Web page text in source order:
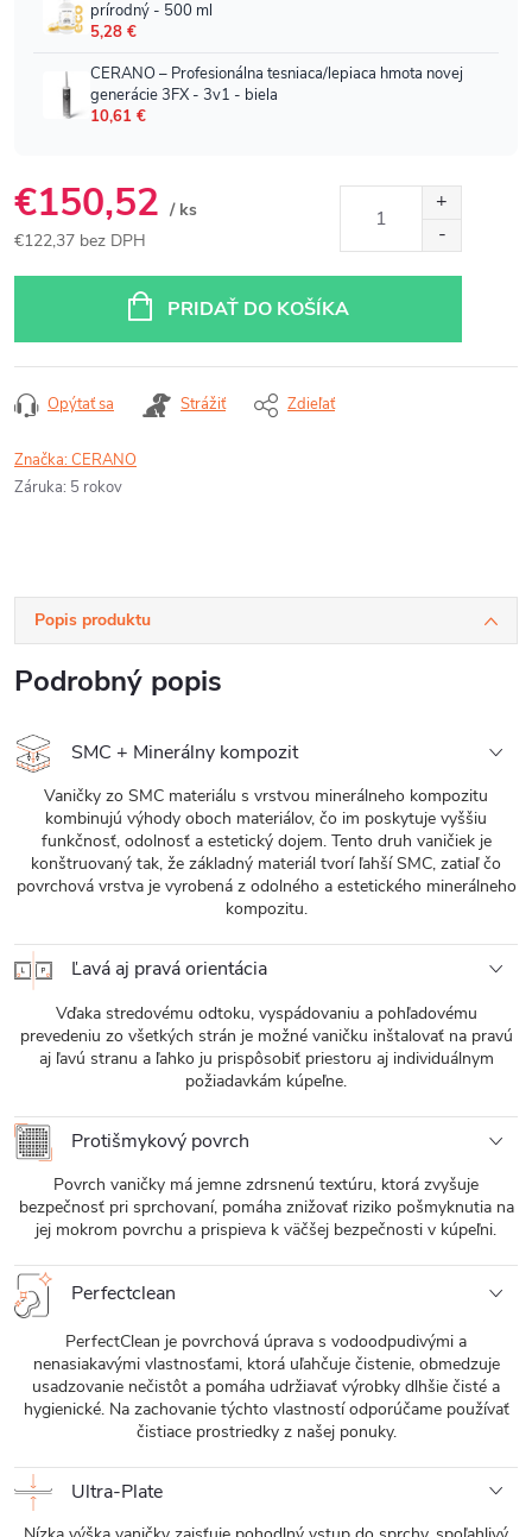
€150,52 / ks
€122,37 bez DPH
PRIDAŤ DO KOŠÍKA
Opýtať sa Strážiť Zdieľať
Značka:CERANO
Záruka: 5 rokov
Popis produktu
Podrobný popis
SMC + Minerálny kompozit
Vaničky zo SMC materiálu s vrstvou minerálneho kompozitu
kombinujú výhody oboch materiálov, čo im poskytuje vyššiu
funkčnosť, odolnosť a estetický dojem. Tento druh vaničiek je
konštruovaný tak, že základný materiál tvorí ľahší SMC, zatiaľ čo
povrchová vrstva je vyrobená z odolného a estetického minerálneho
kompozitu.
Ľavá aj pravá orientácia
Vďaka stredovému odtoku, vyspádovaniu a pohľadovému
prevedeniu zo všetkých strán je možné vaničku inštalovať na pravú
aj ľavú stranu a ľahko ju prispôsobiť priestoru aj individuálnym
požiadavkám kúpeľne.
Protišmykový povrch
Povrch vaničky má jemne zdrsnenú textúru, ktorá zvyšuje
bezpečnosť pri sprchovaní, pomáha znižovať riziko pošmyknutia na
jej mokrom povrchu a prispieva k väčšej bezpečnosti v kúpeľni.
Perfectclean
PerfectClean je povrchová úprava s vodoodpudivými a
nenasiakavými vlastnosťami, ktorá uľahčuje čistenie, obmedzuje
usadzovanie nečistôt a pomáha udržiavať výrobky dlhšie čisté a
hygienické. Na zachovanie týchto vlastností odporúčame používať
čistiace prostriedky z našej ponuky.
Ultra-Plate